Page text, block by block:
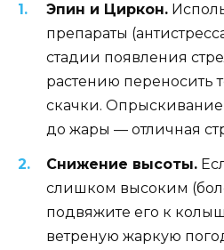
Эпин и Циркон.
препараты
стадии появления
растению переносить
скачки.
до жары — отличная
Снижение высоты.
слишком высоким
подвяжите его к
ветреную жаркую